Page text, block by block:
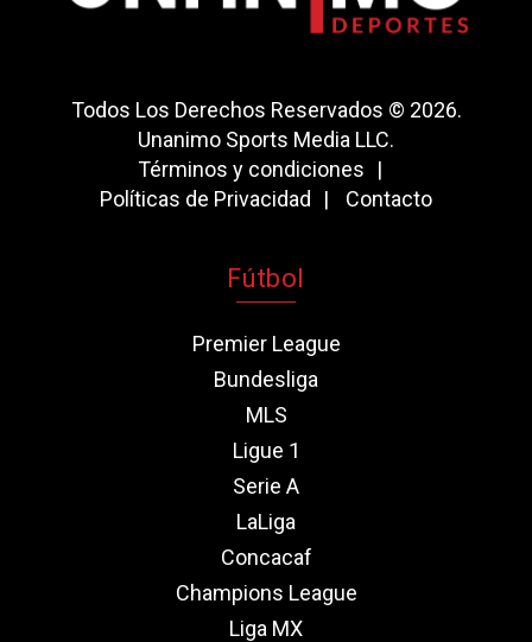
Todos Los Derechos Reservados © 2026.
Unanimo Sports Media LLC.
Términos y condiciones
Políticas de Privacidad
Contacto
Fútbol
Premier League
Bundesliga
MLS
Ligue 1
Serie A
LaLiga
Concacaf
Champions League
Liga MX